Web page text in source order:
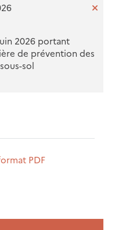
2026 portant
de prévention des
sol
PDF